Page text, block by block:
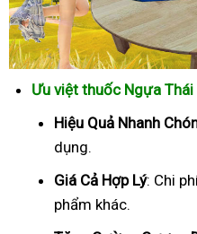
Ưu việt thuốc Ngựa
Hiệu Quả Nhanh
dụng.
Giá Cả Hợp Lý: Chi
phẩm khác.